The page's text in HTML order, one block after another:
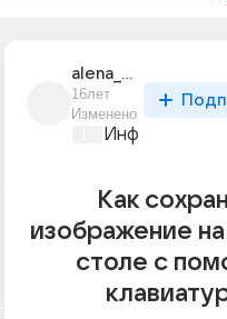
alena_popova_23
16лет
Изменено
Как
изображение
столе с